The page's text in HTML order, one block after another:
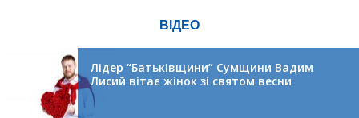
ВІДЕО
Лідер “Батьківщини” Сумщини Вадим
Лисий вітає жінок зі святом весни